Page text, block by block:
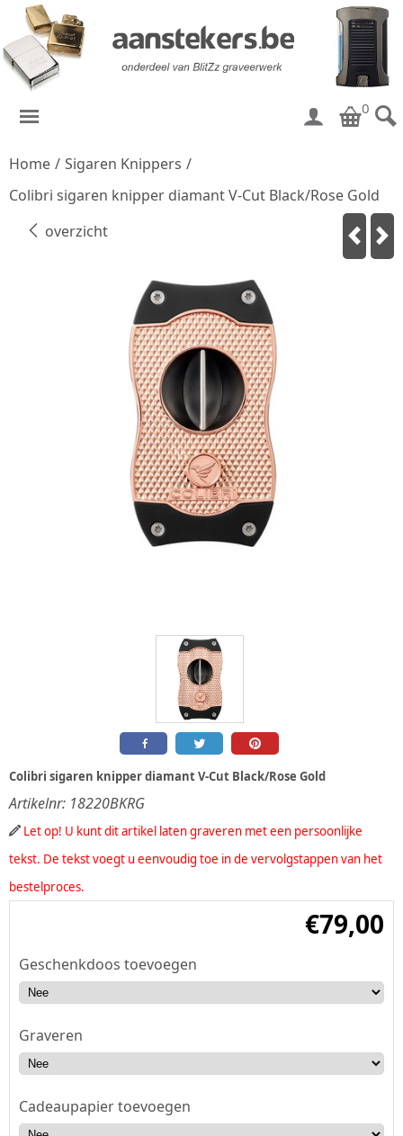
0
Home / Sigaren Knippers /
Colibri sigaren knipper diamant V-Cut Black/Rose Gold
overzicht
Colibri sigaren knipper diamant V-Cut Black/Rose Gold
Artikelnr: 18220BKRG
Let op! U kunt dit artikel laten graveren met een persoonlijke
tekst. De tekst voegt u eenvoudig toe in de vervolgstappen van het
bestelproces.
€79,00
Geschenkdoos toevoegen
Graveren
Cadeaupapier toevoegen